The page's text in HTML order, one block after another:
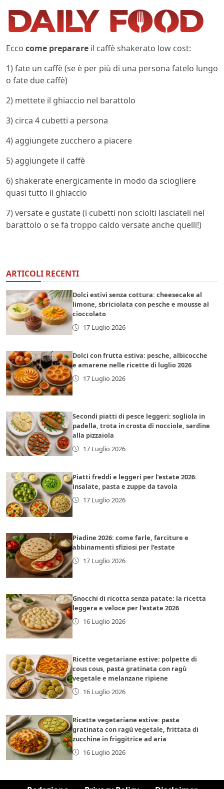
Ecco come preparare il caffè shakerato low cost:
1) fate un caffè (se è per più di una persona fatelo lungo
o fate due caffè)
2) mettete il ghiaccio nel barattolo
3) circa 4 cubetti a persona
4) aggiungete zucchero a piacere
5) aggiungete il caffè
6) shakerate energicamente in modo da sciogliere
quasi tutto il ghiaccio
7) versate e gustate (i cubetti non sciolti lasciateli nel
barattolo o se fa troppo caldo versate anche quelli!)
ARTICOLI RECENTI
Dolci estivi senza cottura: cheesecake al
limone, sbriciolata con pesche e mousse al
cioccolato
17 Luglio 2026
Dolci con frutta estiva: pesche, albicocche
e amarene nelle ricette di luglio 2026
17 Luglio 2026
Secondi piatti di pesce leggeri: sogliola in
padella, trota in crosta di nocciole, sardine
alla pizzaiola
17 Luglio 2026
Piatti freddi e leggeri per l’estate 2026:
insalate, pasta e zuppe da tavola
17 Luglio 2026
Piadine 2026: come farle, farciture e
abbinamenti sfiziosi per l’estate
17 Luglio 2026
Gnocchi di ricotta senza patate: la ricetta
leggera e veloce per l’estate 2026
16 Luglio 2026
Ricette vegetariane estive: polpette di
cous cous, pasta gratinata con ragù
vegetale e melanzane ripiene
16 Luglio 2026
Ricette vegetariane estive: pasta
gratinata con ragù vegetale, frittata di
zucchine in friggitrice ad aria
16 Luglio 2026